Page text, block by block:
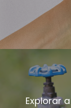
Explorar